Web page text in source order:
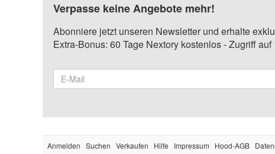
Verpasse keine Angebote mehr!
Abonniere jetzt unseren Newsletter und erhalte
Extra-Bonus: 60 Tage Nextory kostenlos - Zugriff
Anmelden Suchen Verkaufen Hilfe Impressum Hood-AGB